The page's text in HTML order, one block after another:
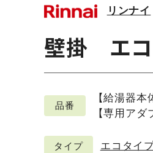
リンナイ
壁掛 エコ
品番
【給湯器
【専用ア
タイプ エコタイ